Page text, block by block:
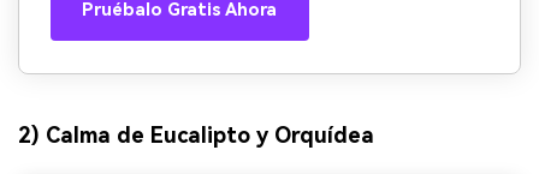
Pruébalo Gratis Ahora
2) Calma de Eucalipto y Orquídea